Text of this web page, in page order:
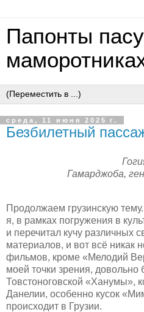
Папонты
среда, 11 июня 2025 г.
Безбилетный
Гамарджоба,
Продолжаем грузинскую
я, в рамках погружения в
и перечитал кучу различных
материалов, и вот всё никак
фильмов, кроме «Мелодий
моей точки зрения, довольно
Товстоноговской «Ханумы»,
Данелии, особенно кусок
происходит в Грузии.